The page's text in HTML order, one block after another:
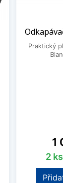
Praktický
1
2